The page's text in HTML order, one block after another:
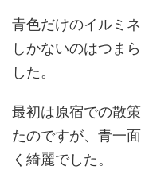
青色だけのイルミ
しかないのはつま
した。
最初は原宿での散
たのですが、青一
く綺麗でした。